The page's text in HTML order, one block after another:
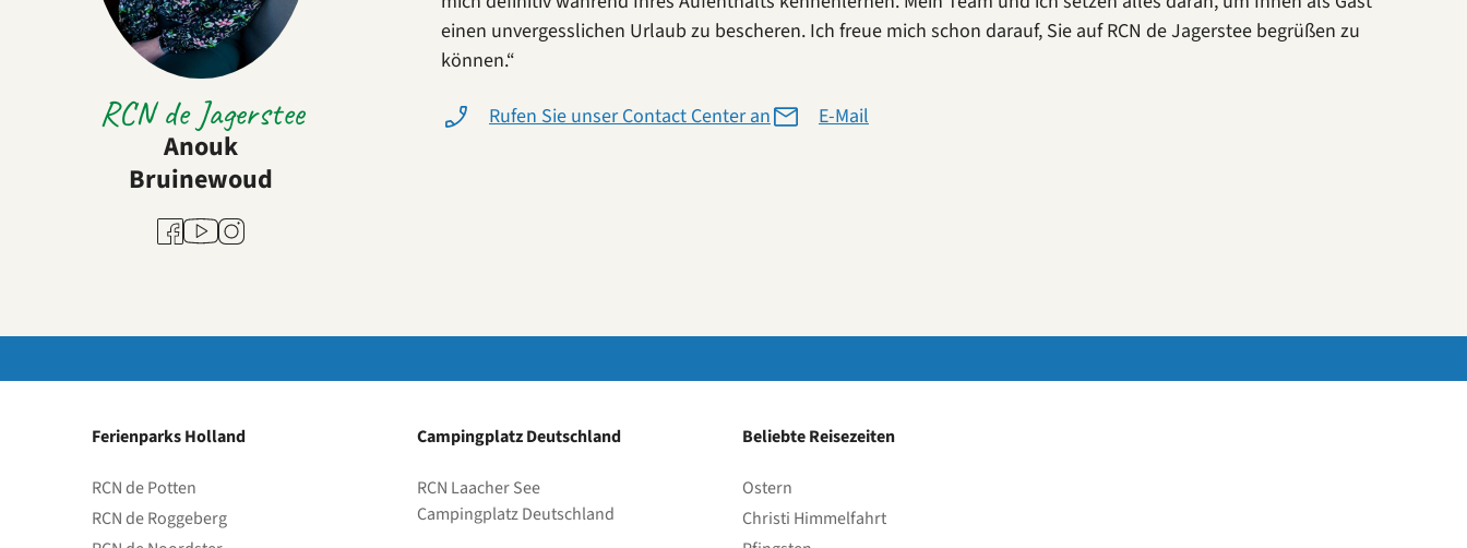
RCN de Jagerstee
Anouk
Bruinewoud
Facebook
YoutubeInstagram
einen unvergesslichen Urlaub zu bescheren. Ich freue mich schon darauf, Sie auf RCN de Jagerstee begrüßen zu
können.“
Rufen Sie unser Contact Center an E-Mail
Ferienparks Holland
RCN de Potten
RCN de Roggeberg
Campingplatz Deutschland
RCN Laacher See
Campingplatz Deutschland
Beliebte Reisezeiten
Ostern
Christi Himmelfahrt